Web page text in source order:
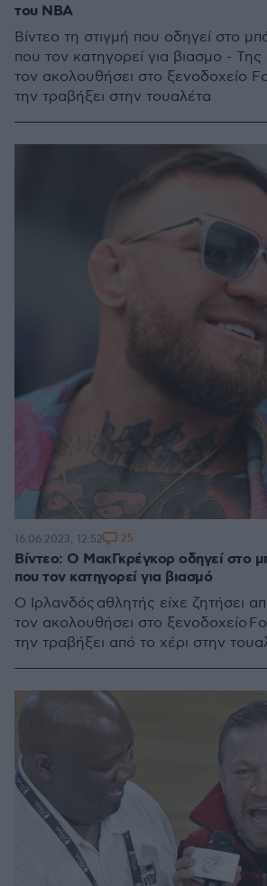
του ΝΒΑ
Βίντεο τη στιγμή που οδηγεί στο
που τον κατηγορεί για βιασμο - Της
τον ακολουθήσει στο ξενοδοχείο
την τραβήξει στην τουαλέτα
Βίντεο: Ο ΜακΓκρέγκορ οδηγεί στο
που τον κατηγορεί για βιασμό
Ο Ιρλανδός αθλητής είχε ζητήσει
τον ακολουθήσει στο ξενοδοχείο
την τραβήξει από το χέρι στην
16.06.2023, 12:52 25